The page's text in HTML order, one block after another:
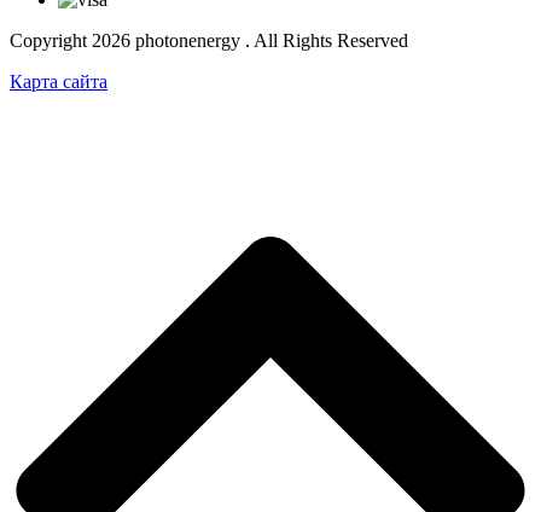
Copyright 2026 photonenergy . All Rights Reserved
Карта сайта